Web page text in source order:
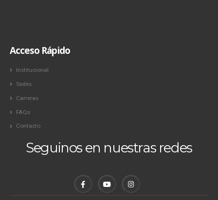
Acceso Rápido
Institucional
Sedes
Carreras
FAQs
Contacto
Seguinos en nuestras redes